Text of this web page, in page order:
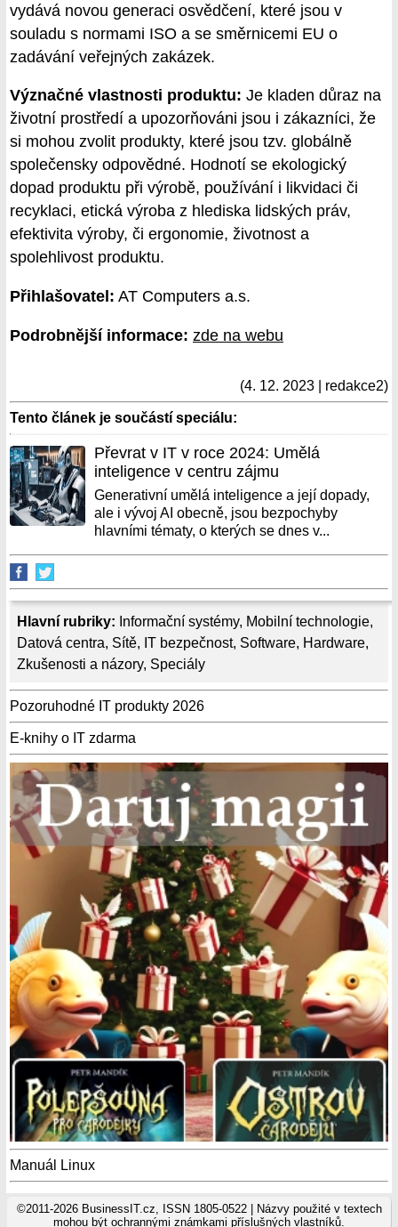
Hlavní rubriky: Informační systémy, Mobilní technologie,
Datová centra, Sítě, IT bezpečnost, Software, Hardware,
Zkušenosti a názory, Speciály
Pozoruhodné IT produkty 2026
E-knihy o IT zdarma
Manuál Linux
vydává novou generaci osvědčení, které jsou v
souladu s normami ISO a se směrnicemi EU o
zadávání veřejných zakázek.
Význačné vlastnosti produktu: Je kladen důraz na
životní prostředí a upozorňováni jsou i zákazníci, že
si mohou zvolit produkty, které jsou tzv. globálně
společensky odpovědné. Hodnotí se ekologický
dopad produktu při výrobě, používání i likvidaci či
recyklaci, etická výroba z hlediska lidských práv,
efektivita výroby, či ergonomie, životnost a
spolehlivost produktu.
Přihlašovatel: AT Computers a.s.
Podrobnější informace: zde na webu
(4. 12. 2023 | redakce2)
Tento článek je součástí speciálu:
Převrat v IT v roce 2024: Umělá
inteligence v centru zájmu
Generativní umělá inteligence a její dopady,
ale i vývoj AI obecně, jsou bezpochyby
hlavními tématy, o kterých se dnes v...
©2011-2026 BusinessIT.cz, ISSN 1805-0522 | Názvy použité v textech
mohou být ochrannými známkami příslušných vlastníků.